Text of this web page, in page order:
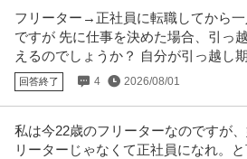
臨床開発 ／ 「未経験募集」臨床開発職
株式会社ワールドインテック
正社員 未経験OK
【職種】研究・臨床開発・治験＞臨床開発 【業
カー ※会員属性などに応じ、…続きを見る
フリーター→正社員に転職してから
ですが 先に仕事を決めた場合、引っ
えるのでしょうか？ 自分が引っ越し
回答終了 4 2026/08/01
私は今22歳のフリーターなのですが
リーターじゃなくて正社員になれ。